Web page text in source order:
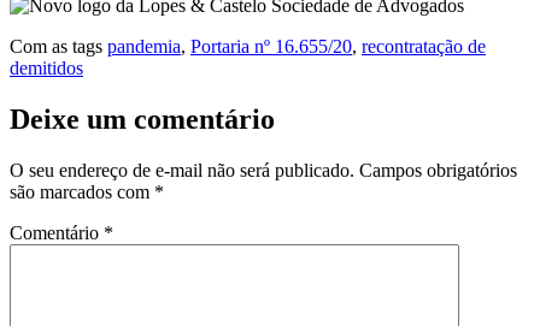
Com as tags pandemia, Portaria nº 16.655/20, recontratação de
demitidos
Deixe um comentário
O seu endereço de e-mail não será publicado. Campos obrigatórios
são marcados com *
Comentário *